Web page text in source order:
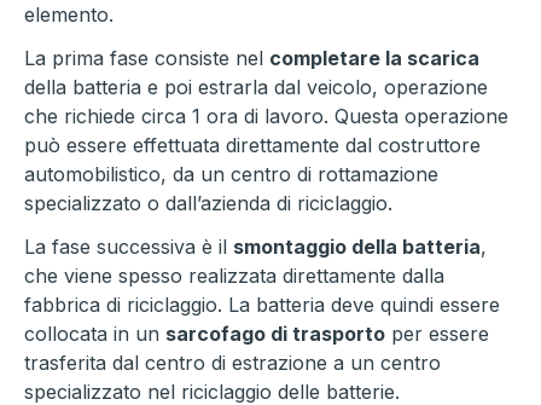
elemento.
La prima fase consiste nel completare la scarica
della batteria e poi estrarla dal veicolo, operazione
che richiede circa 1 ora di lavoro. Questa operazione
può essere effettuata direttamente dal costruttore
automobilistico, da un centro di rottamazione
specializzato o dall’azienda di riciclaggio.
La fase successiva è il smontaggio della batteria,
che viene spesso realizzata direttamente dalla
fabbrica di riciclaggio. La batteria deve quindi essere
collocata in un sarcofago di trasporto per essere
trasferita dal centro di estrazione a un centro
specializzato nel riciclaggio delle batterie.